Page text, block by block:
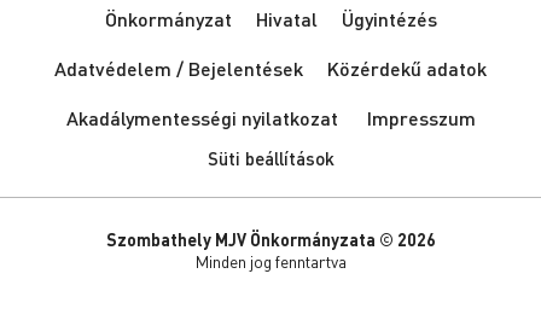
Önkormányzat Hivatal
Ügyintézés
Adatvédelem / Bejelentések
Közérdekű adatok
Akadálymentességi nyilatkozat
Impresszum
Süti beállítások
Szombathely MJV Önkormányzata © 2026
Minden jog fenntartva